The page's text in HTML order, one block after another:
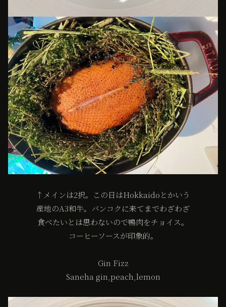
↑メインは2択。この日はHokkaidoとかいう
産地のA3和牛。バンコクに来てまでわざわざ
食べたいとは思わないので鴨肉をチョイス。
コーヒーソースが印象的。
Gin Fizz
Saneha gin,peach,lemon